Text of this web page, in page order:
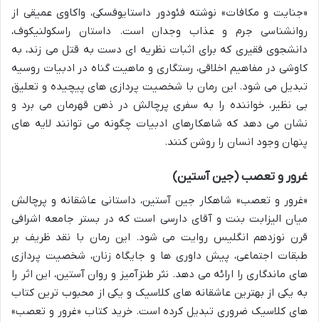
«جنایت و مکافات» نوشته فئودور داستایوفسکی، واکاوی عمیقی از
روانشناسی جرم و عذاب وجدان است. داستان راسکولنیکوف،
دانشجوی فقیری که برای اثبات نظریه ای دست به قتل می زند، به
کاوشی در مفاهیم اخلاقی، رستگاری و ماهیت گناه در ادبیات روسیه
تبدیل می شود. این رمان با شخصیت پردازی های پیچیده و تعلیق
بی نظیر، خواننده را به سفری پرچالش در ذهن قهرمان می برد و
نشان می دهد که شاهکارهای ادبیات چگونه می توانند لایه های
پنهان وجود انسان را روشن کنند.
غرور و تعصب (جین آستین)
«غرور و تعصب» شاهکار جین آستین، داستانی عاشقانه و پرچالش
میان الیزابت بنت و آقای دارسی است که در بستر جامعه اشرافی
قرن نوزدهم انگلیس روایت می شود. این رمان با نقد ظریف بر
طبقات اجتماعی، پیش داوری ها و جایگاه زنان، شخصیت پردازی
های ماندگاری را ارائه می دهد. نثر طنزآمیز و روان آستین، این اثر را
به یکی از بهترین عاشقانه های کلاسیک و یکی از محبوب ترین کتاب
های کلاسیک ضروری تبدیل کرده است. خرید کتاب «غرور و تعصب»